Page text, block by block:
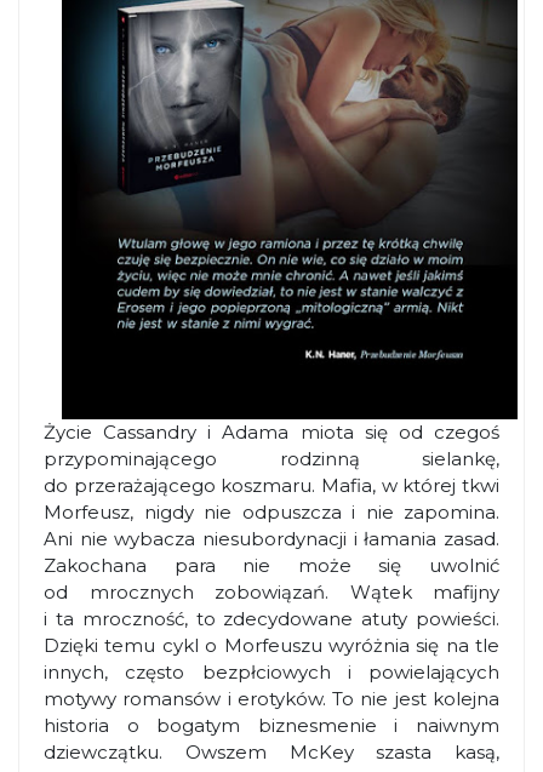
Życie Cassandry i Adama miota się od czegoś
przypominającego rodzinną sielankę,
do przerażającego koszmaru. Mafia, w której tkwi
Morfeusz, nigdy nie odpuszcza i nie zapomina.
Ani nie wybacza niesubordynacji i łamania zasad.
Zakochana para nie może się uwolnić
od mrocznych zobowiązań. Wątek mafijny
i ta mroczność, to zdecydowane atuty powieści.
Dzięki temu cykl o Morfeuszu wyróżnia się na tle
innych, często bezpłciowych i powielających
motywy romansów i erotyków. To nie jest kolejna
historia o bogatym biznesmenie i naiwnym
dziewczątku. Owszem McKey szasta kasą,